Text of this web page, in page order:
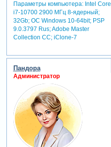
Параметры компьютера:Intel Core
i7-10700 2900 МГц 8-ядерный;
32Gb; ОС Windows 10-64bit; PSP
9.0.3797 Rus; Adobe Master
Collection СС; iClone-7
Пандора
Администратор